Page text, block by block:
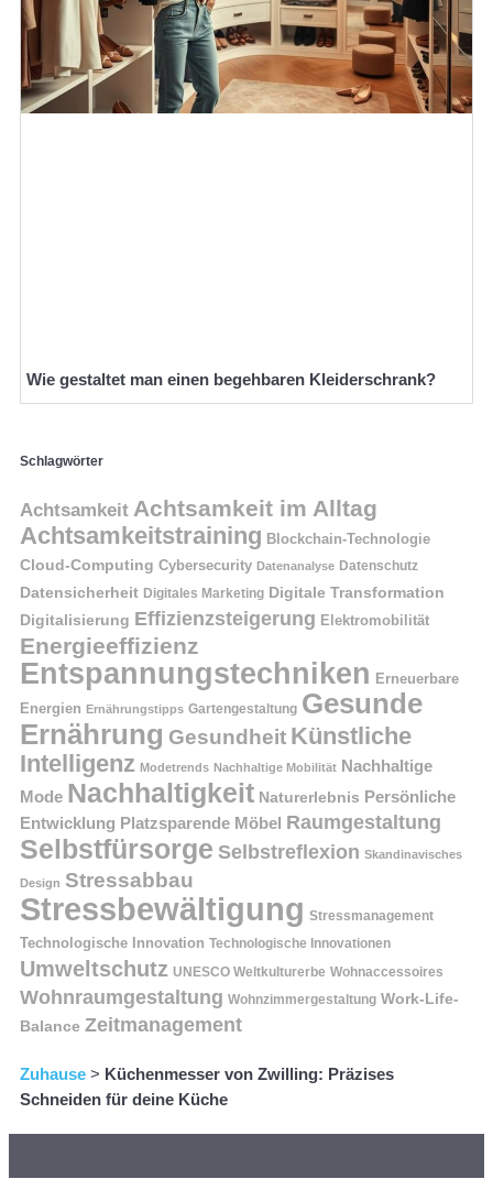
Wie gestaltet man einen begehbaren Kleiderschrank?
Schlagwörter
Achtsamkeit Achtsamkeit im Alltag
Achtsamkeitstraining Blockchain-Technologie
Cloud-Computing Cybersecurity Datenanalyse Datenschutz
Datensicherheit Digitales Marketing Digitale Transformation
Digitalisierung Effizienzsteigerung Elektromobilität
Energieeffizienz
Entspannungstechniken Erneuerbare
Energien Ernährungstipps Gartengestaltung Gesunde
Ernährung Gesundheit Künstliche
Intelligenz Modetrends Nachhaltige Mobilität Nachhaltige
Mode Nachhaltigkeit Naturerlebnis Persönliche
Entwicklung Platzsparende Möbel Raumgestaltung
Selbstfürsorge Selbstreflexion Skandinavisches
Design Stressabbau
Stressbewältigung Stressmanagement
Technologische Innovation Technologische Innovationen
Umweltschutz UNESCO Weltkulturerbe Wohnaccessoires
Wohnraumgestaltung Wohnzimmergestaltung Work-Life-
Balance Zeitmanagement
Zuhause > Küchenmesser von Zwilling: Präzises
Schneiden für deine Küche